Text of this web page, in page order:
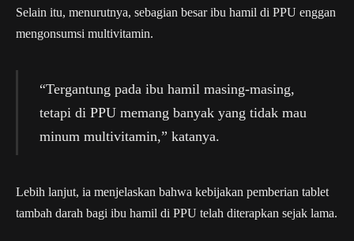
Selain itu, menurutnya, sebagian besar ibu hamil di PPU enggan
mengonsumsi multivitamin.
“Tergantung pada ibu hamil masing-masing,
tetapi di PPU memang banyak yang tidak mau
minum multivitamin,” katanya.
Lebih lanjut, ia menjelaskan bahwa kebijakan pemberian tablet
tambah darah bagi ibu hamil di PPU telah diterapkan sejak lama.